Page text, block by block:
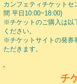
カンフェティチケットセ
間 平日10:00~18:00)
※チケットのご購入は以
ください。
※チケットサイトの発券
ただきます​。
チ